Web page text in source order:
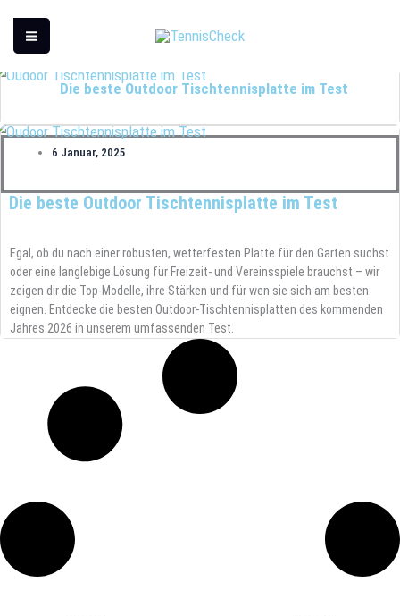
Inhalt
TISCHTENNISPLATTEN
Die beste Outdoor Tischtennisplatte im Test
6 Januar, 2025
Die beste Outdoor Tischtennisplatte im Test
Egal, ob du nach einer robusten, wetterfesten Platte für den Garten suchst
oder eine langlebige Lösung für Freizeit- und Vereinsspiele brauchst – wir
zeigen dir die Top-Modelle, ihre Stärken und für wen sie sich am besten
eignen. Entdecke die besten Outdoor-Tischtennisplatten des kommenden
Jahres 2026 in unserem umfassenden Test.